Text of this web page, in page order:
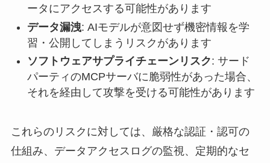
ータにアクセスする可能性があります
データ漏洩: AIモデルが意図せず機密情報を学
習・公開してしまうリスクがあります
ソフトウェアサプライチェーンリスク: サード
パーティのMCPサーバに脆弱性があった場合、
それを経由して攻撃を受ける可能性があります
これらのリスクに対しては、厳格な認証・認可の
仕組み、データアクセスログの監視、定期的なセ